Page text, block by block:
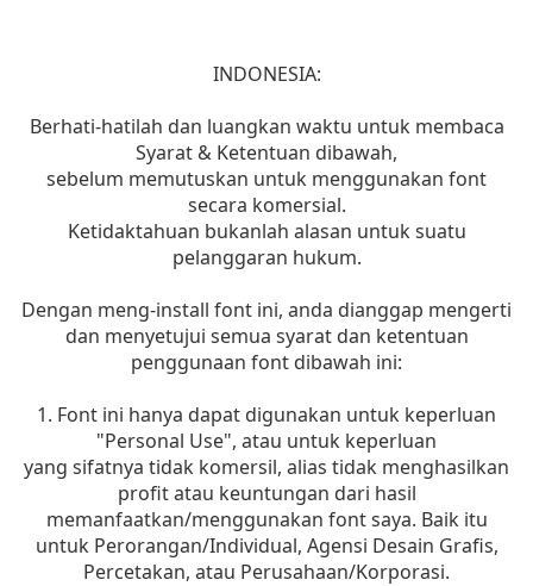
INDONESIA:
Berhati-hatilah dan luangkan waktu untuk membaca
Syarat & Ketentuan dibawah,
sebelum memutuskan untuk menggunakan font
secara komersial.
Ketidaktahuan bukanlah alasan untuk suatu
pelanggaran hukum.
Dengan meng-install font ini, anda dianggap mengerti
dan menyetujui semua syarat dan ketentuan
penggunaan font dibawah ini:
1. Font ini hanya dapat digunakan untuk keperluan
"Personal Use", atau untuk keperluan
yang sifatnya tidak komersil, alias tidak menghasilkan
profit atau keuntungan dari hasil
memanfaatkan/menggunakan font saya. Baik itu
untuk Perorangan/Individual, Agensi Desain Grafis,
Percetakan, atau Perusahaan/Korporasi.